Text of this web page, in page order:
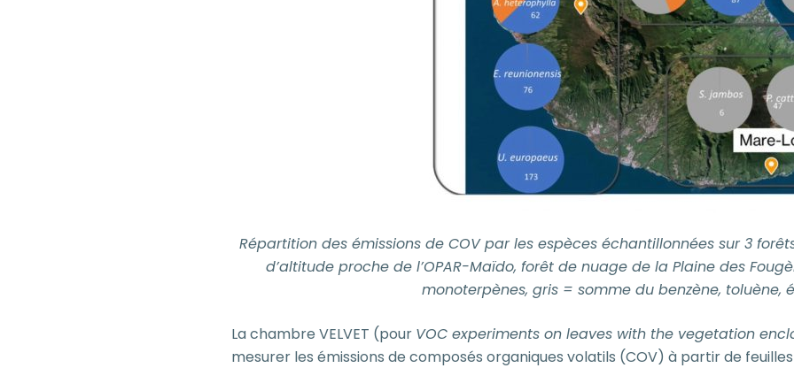
Répartition des émissions de COV par les espèces échantillonnées sur 3
d’altitude proche de l’OPAR-Maïdo, forêt de nuage de la Plaine des
monoterpènes, gris = somme du benzène, toluène,
La chambre VELVET (pour VOC experiments on leaves with the vegetation
mesurer les émissions de composés organiques volatils (COV) à partir de